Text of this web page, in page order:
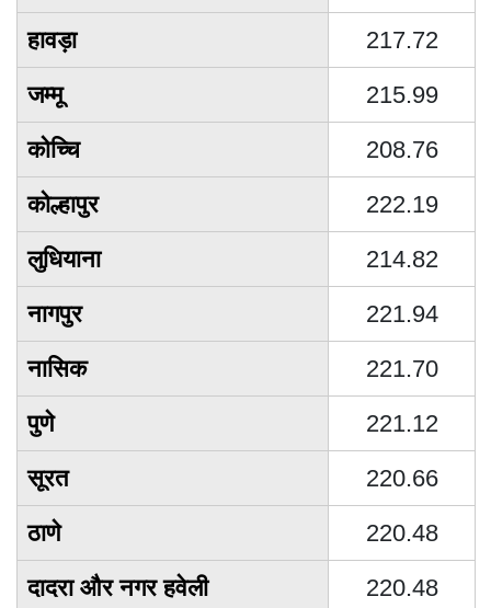
हावड़ा
217.72
जम्मू
215.99
कोच्चि
208.76
कोल्हापुर
222.19
लुधियाना
214.82
नागपुर
221.94
नासिक
221.70
पुणे
221.12
सूरत
220.66
ठाणे
220.48
दादरा और नगर हवेली
220.48